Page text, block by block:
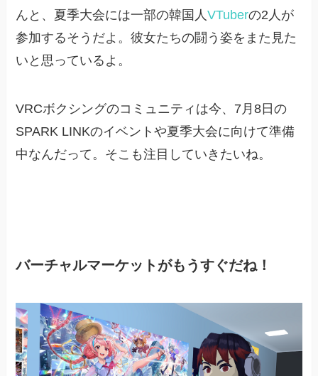
んと、夏季大会には一部の韓国人VTuberの2人が
参加するそうだよ。彼女たちの闘う姿をまた見た
いと思っているよ。
VRCボクシングのコミュニティは今、7月8日の
SPARK LINKのイベントや夏季大会に向けて準備
中なんだって。そこも注目していきたいね。
バーチャルマーケットがもうすぐだね！